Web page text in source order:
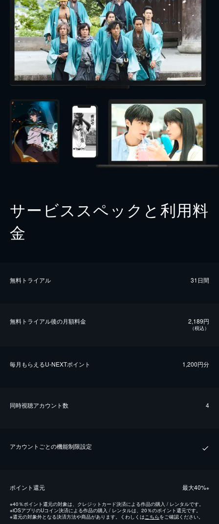
サービススペックと利用料
金
無料トライアル 31日間
無料トライアル後の⽉額料金 2,189円
（税込）
毎⽉もらえるU-NEXTポイント 1,200円分
同時視聴アカウント数 4
アカウントごとの機能制限設定
ポイント還元 最⼤40%※
※40％ポイント還元の対象は、クレジットカード決済による作品の購入 / レンタルです。
※iOSアプリのUコイン決済による作品の購入 / レンタルは、20％のポイント還元です。
※還元の対象外となる決済方法や商品があります。くわしくはこちらをご確認ください。